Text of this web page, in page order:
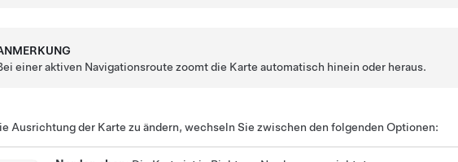
einer aktiven Navigationsroute zoomt die Karte automatisch hinein oder heraus.
Ausrichtung der Karte zu ändern, wechseln Sie zwischen den folgenden Optionen: